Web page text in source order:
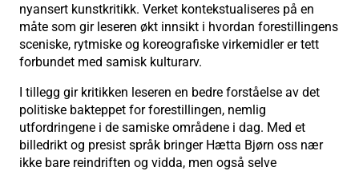
nyansert kunstkritikk. Verket kontekstualiseres på en
måte som gir leseren økt innsikt i hvordan forestillingens
sceniske, rytmiske og koreografiske virkemidler er tett
forbundet med samisk kulturarv.
I tillegg gir kritikken leseren en bedre forståelse av det
politiske bakteppet for forestillingen, nemlig
utfordringene i de samiske områdene i dag. Med et
billedrikt og presist språk bringer Hætta Bjørn oss nær
ikke bare reindriften og vidda, men også selve